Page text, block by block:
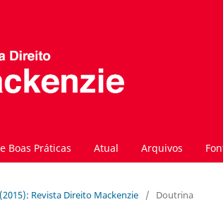
Boas Práticas Atual Arquivos
Revista Direito Mackenzie / Doutrina